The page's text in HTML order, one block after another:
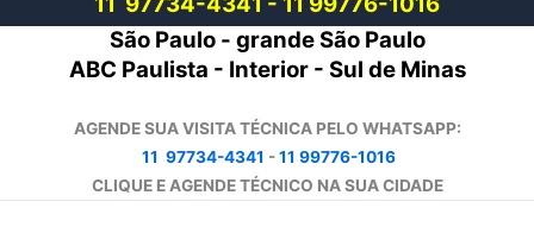
São Paulo - grande São Paulo
ABC Paulista - Interior - Sul de Minas
AGENDE SUA VISITA TÉCNICA PELO WHATSAPP:
11 97734-4341 -11 99776-1016
CLIQUE E AGENDE TÉCNICO NA SUA CIDADE